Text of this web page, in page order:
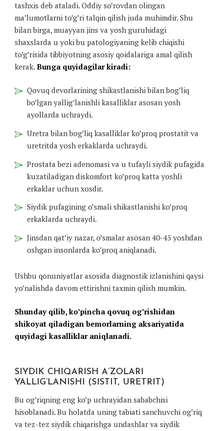
tashxis deb ataladi. Oddiy so’rovdan olingan
ma’lumotlarni to’g’ri talqin qilish juda muhimdir. Shu
bilan birga, muayyan jins va yosh guruhidagi
shaxslarda u yoki bu patologiyaning kelib chiqishi
to’g’risida tibbiyotning asosiy qoidalariga amal qilish
kerak. Bunga quyidagilar kiradi:
Qovuq devorlarining shikastlanishi bilan bog’liq
bo’lgan yallig’lanishli kasalliklar asosan yosh
ayollarda uchraydi.
Uretra bilan bog’liq kasalliklar ko’proq prostatit va
uretritda yosh erkaklarda uchraydi.
Prostata bezi adenomasi va u tufayli siydik pufagida
kuzatiladigan diskomfort ko’proq katta yoshli
erkaklar uchun xosdir.
Siydik pufagining o’smali shikastlanishi ko’proq
erkaklarda uchraydi.
Jinsdan qat’iy nazar, o’smalar asosan 40-45 yoshdan
oshgan insonlarda ko’proq aniqlanadi.
Ushbu qonuniyatlar asosida diagnostik izlanishini qaysi
yo’nalishda davom ettirishni taxmin qilish mumkin.
Shunday qilib, ko’pincha qovuq og’rishidan
shikoyat qiladigan bemorlarning aksariyatida
quyidagi kasalliklar aniqlanadi.
SIYDIK CHIQARISH A’ZOLARI
YALLIG’LANISHI (SISTIT, URETRIT)
Bu og’riqning eng ko’p uchrayidan sababchisi
hisoblanadi. Bu holatda uning tabiati sanchuvchi og’riq
va tez-tez siydik chiqarishga undashlar va siydik